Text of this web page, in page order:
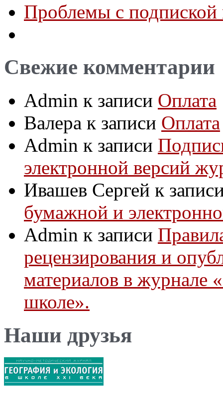
Проблемы с
Свежие комментарии
Admin к записи Оплата
Валера к записи Оплата
Admin к записи
электронной версий
Ивашев Сергей к
бумажной и
Admin к записи
рецензирования и
материалов в журнале
школе».
Наши друзья